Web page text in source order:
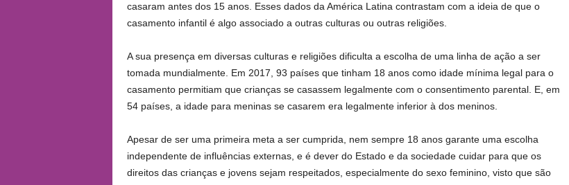
casaram antes dos 15 anos. Esses dados da América Latina contrastam com a ideia de que o
casamento infantil é algo associado a outras culturas ou outras religiões.
A sua presença em diversas culturas e religiões dificulta a escolha de uma linha de ação a ser
tomada mundialmente. Em 2017, 93 países que tinham 18 anos como idade mínima legal para o
casamento permitiam que crianças se casassem legalmente com o consentimento parental. E, em
54 países, a idade para meninas se casarem era legalmente inferior à dos meninos.
Apesar de ser uma primeira meta a ser cumprida, nem sempre 18 anos garante uma escolha
independente de influências externas, e é dever do Estado e da sociedade cuidar para que os
direitos das crianças e jovens sejam respeitados, especialmente do sexo feminino, visto que são